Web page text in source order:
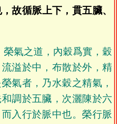
故循脈上下，貫五臟、
榮氣之道，內穀爲實，穀
溢於中，布散於外，精
氣者，乃水穀之精氣，
調於五臟，次灑陳於六
入行於脈中也。榮行脈